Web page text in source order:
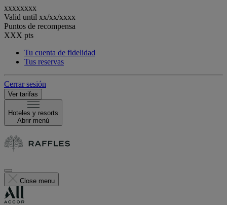
xxxxxxxx
Valid until xx/xx/xxxx
Puntos de recompensa
XXX pts
Tu cuenta de fidelidad
Tus reservas
Cerrar sesión
Ver tarifas
Hoteles y resorts
Abrir menú
Close menu